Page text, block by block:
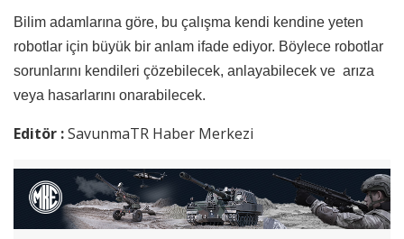
Bilim adamlarına göre, bu çalışma kendi kendine yeten
robotlar için büyük bir anlam ifade ediyor. Böylece robotlar
sorunlarını kendileri çözebilecek, anlayabilecek ve arıza
veya hasarlarını onarabilecek.
Editör :SavunmaTR Haber Merkezi